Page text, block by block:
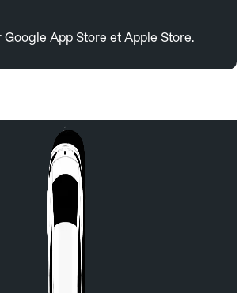
Google App Store et Apple Store.